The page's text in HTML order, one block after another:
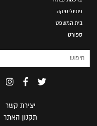
פופוליטיקה
בית המשפט
ספורט
יצירת קשר
תקנון האתר